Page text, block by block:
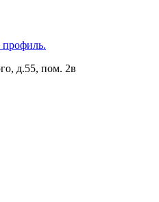
д.55, пом. 2в